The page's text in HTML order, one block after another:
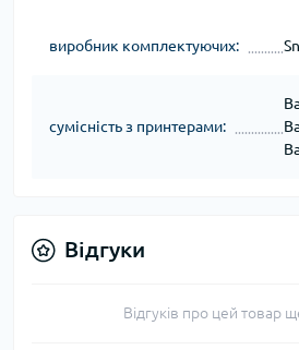
виробник комплектуючих:
сумісність з принтерами:
Відгуки
Відгуків про цей товар